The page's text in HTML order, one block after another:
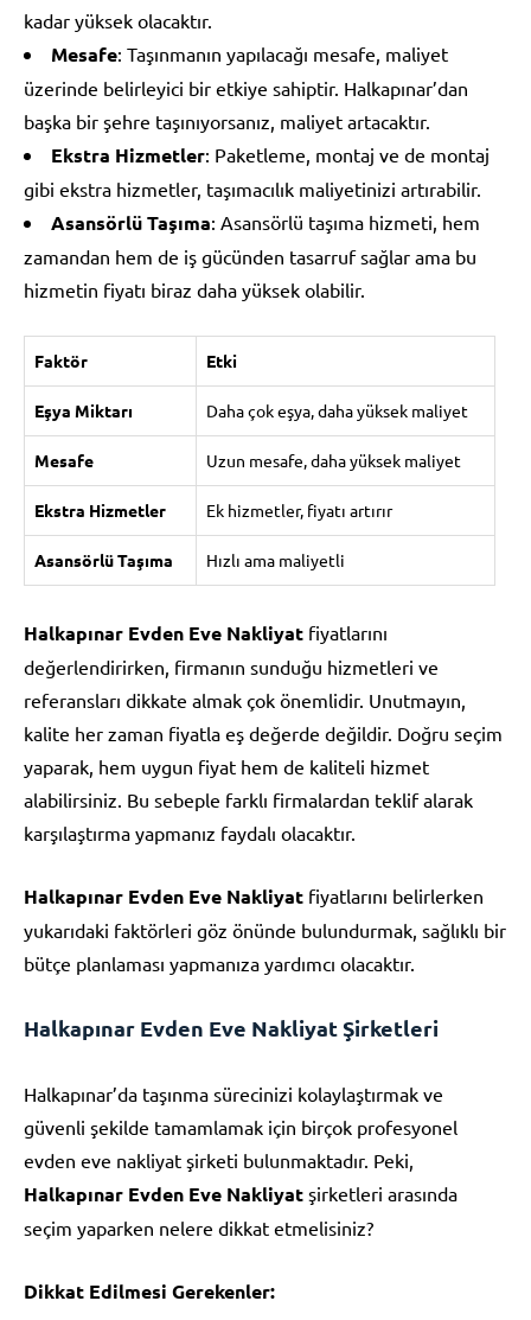
kadar yüksek olacaktır.
Mesafe: Taşınmanın yapılacağı mesafe, maliyet
üzerinde belirleyici bir etkiye sahiptir. Halkapınar’dan
başka bir şehre taşınıyorsanız, maliyet artacaktır.
Ekstra Hizmetler: Paketleme, montaj ve de montaj
gibi ekstra hizmetler, taşımacılık maliyetinizi artırabilir.
Asansörlü Taşıma: Asansörlü taşıma hizmeti, hem
zamandan hem de iş gücünden tasarruf sağlar ama bu
hizmetin fiyatı biraz daha yüksek olabilir.
Faktör Etki
Eşya Miktarı Daha çok eşya, daha yüksek maliyet
Mesafe Uzun mesafe, daha yüksek maliyet
Ekstra Hizmetler Ek hizmetler, fiyatı artırır
Asansörlü Taşıma Hızlı ama maliyetli
Halkapınar Evden Eve Nakliyat fiyatlarını
değerlendirirken, firmanın sunduğu hizmetleri ve
referansları dikkate almak çok önemlidir. Unutmayın,
kalite her zaman fiyatla eş değerde değildir. Doğru seçim
yaparak, hem uygun fiyat hem de kaliteli hizmet
alabilirsiniz. Bu sebeple farklı firmalardan teklif alarak
karşılaştırma yapmanız faydalı olacaktır.
Halkapınar Evden Eve Nakliyat fiyatlarını belirlerken
yukarıdaki faktörleri göz önünde bulundurmak, sağlıklı bir
bütçe planlaması yapmanıza yardımcı olacaktır.
Halkapınar Evden Eve Nakliyat Şirketleri
Halkapınar’da taşınma sürecinizi kolaylaştırmak ve
güvenli şekilde tamamlamak için birçok profesyonel
evden eve nakliyat şirketi bulunmaktadır. Peki,
Halkapınar Evden Eve Nakliyat şirketleri arasında
seçim yaparken nelere dikkat etmelisiniz?
Dikkat Edilmesi Gerekenler: